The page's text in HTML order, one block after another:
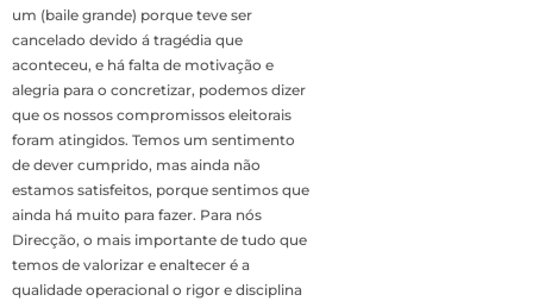
um (baile grande) porque teve ser
cancelado devido á tragédia que
aconteceu, e há falta de motivação e
alegria para o concretizar, podemos dizer
que os nossos compromissos eleitorais
foram atingidos. Temos um sentimento
de dever cumprido, mas ainda não
estamos satisfeitos, porque sentimos que
ainda há muito para fazer. Para nós
Direcção, o mais importante de tudo que
temos de valorizar e enaltecer é a
qualidade operacional o rigor e disciplina